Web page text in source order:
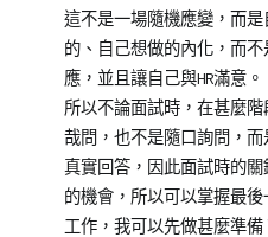
這不是一場隨機應變，而
的、自己想做的內化，而
應，並且讓自己與HR滿意。
所以不論面試時，在甚麼階
哉問，也不是隨口詢問，
真實回答，因此面試時的
的機會，所以可以掌握最
工作，我可以先做甚麼準